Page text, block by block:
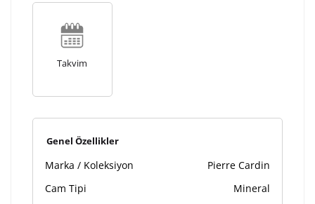
Takvim
Genel Özellikler
Marka / Koleksiyon
Pierre Cardin
Cam Tipi
Mineral